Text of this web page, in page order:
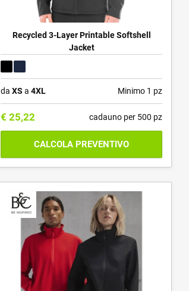
Recycled 3-Layer Printable Softshell
Jacket
daXS a4XL Minimo 1 pz
€ 25,22 cadauno per 500 pz
CALCOLA PREVENTIVO